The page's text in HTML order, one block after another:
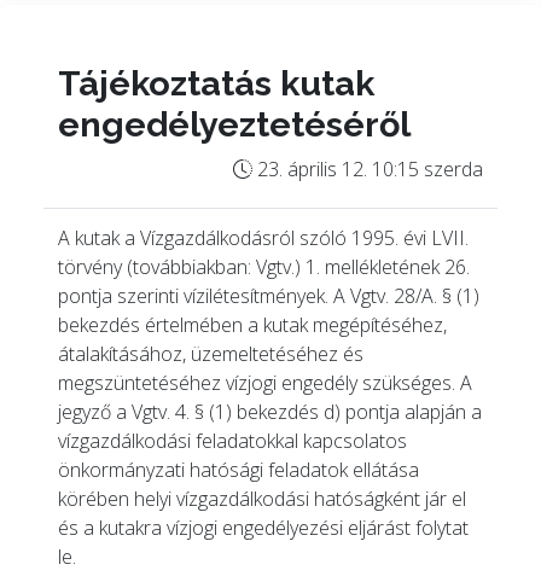
Tájékoztatás kutak
engedélyeztetéséről
23. április 12. 10:15 szerda
A kutak a Vízgazdálkodásról szóló 1995. évi LVII.
törvény (továbbiakban: Vgtv.) 1. mellékletének 26.
pontja szerinti vízilétesítmények. A Vgtv. 28/A. § (1)
bekezdés értelmében a kutak megépítéséhez,
átalakításához, üzemeltetéséhez és
megszüntetéséhez vízjogi engedély szükséges. A
jegyző a Vgtv. 4. § (1) bekezdés d) pontja alapján a
vízgazdálkodási feladatokkal kapcsolatos
önkormányzati hatósági feladatok ellátása
körében helyi vízgazdálkodási hatóságként jár el
és a kutakra vízjogi engedélyezési eljárást folytat
le.